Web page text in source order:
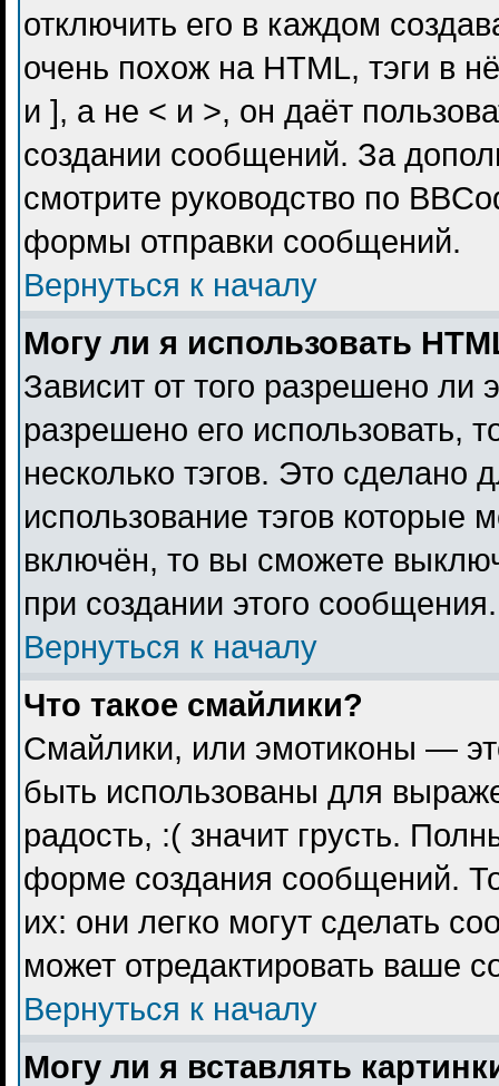
отключить его в каждом
очень похож на HTML, тэги в
и ], а не < и >, он даёт
создании сообщений. За
смотрите руководство по
формы отправки сообщений.
Вернуться к началу
Могу ли я использовать
Зависит от того разрешено ли
разрешено его использовать,
несколько тэгов. Это сделано
использование тэгов которые
включён, то вы сможете
при создании этого сообщения.
Вернуться к началу
Что такое смайлики?
Смайлики, или эмотиконы —
быть использованы для
радость, :( значит грусть.
форме создания сообщений.
их: они легко могут сделать
может отредактировать ваше
Вернуться к началу
Могу ли я вставлять